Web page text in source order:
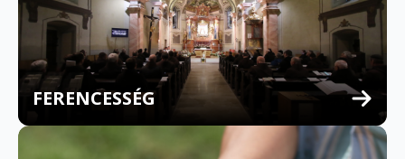
FERENCESSÉG
MULTILINGUAL CONFESSION